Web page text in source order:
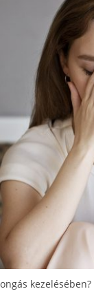
kezelésében?